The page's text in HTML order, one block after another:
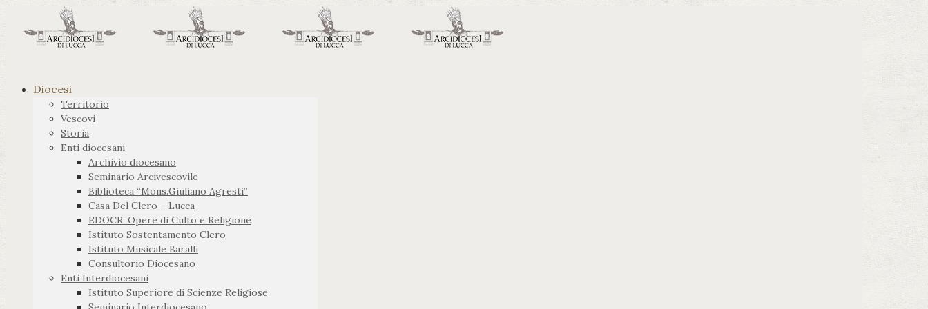
Diocesi
Territorio
Vescovi
Storia
Enti diocesani
Archivio diocesano
Seminario Arcivescovile
Biblioteca “Mons.Giuliano Agresti”
Casa Del Clero – Lucca
EDOCR: Opere di Culto e Religione
Istituto Sostentamento Clero
Istituto Musicale Baralli
Consultorio Diocesano
Enti Interdiocesani
Istituto Superiore di Scienze Religiose